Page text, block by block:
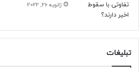
ژانویه 26, 2022
تبلیغات